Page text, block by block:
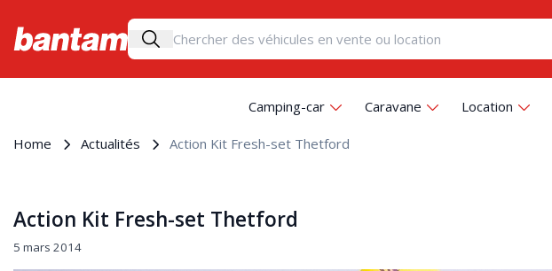
Camping-car Caravane Location
Home Actualités Action Kit Fresh-set Thetford
Action Kit Fresh-set Thetford
5 mars 2014